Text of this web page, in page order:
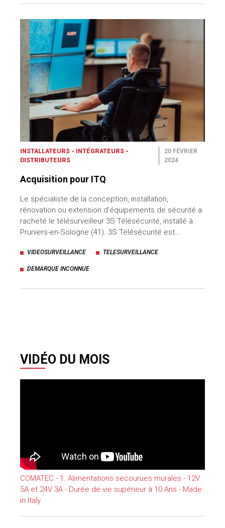
INSTALLATEURS - INTÉGRATEURS -
DISTRIBUTEURS
20 FÉVRIER
2024
Acquisition pour ITQ
Le spécialiste de la conception, installation,
rénovation ou extension d’équipements de sécurité a
racheté le télésurveilleur 3S Télésécurité, installé à
Pruniers-en-Sologne (41). 3S Télésécurité est…
VIDEOSURVEILLANCE TELESURVEILLANCE
DEMARQUE INCONNUE
VIDÉO DU MOIS
COMATEC - 1. Alimentations secourues murales - 12V
5A et 24V 3A - Durée de vie supérieur à 10 Ans - Made
in Italy